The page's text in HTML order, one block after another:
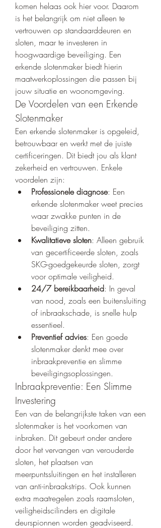
komen helaas ook hier voor. Daarom
is het belangrijk om niet alleen te
vertrouwen op standaarddeuren en
sloten, maar te investeren in
hoogwaardige beveiliging. Een
erkende slotenmaker biedt hierin
maatwerkoplossingen die passen bij
jouw situatie en woonomgeving.
De Voordelen van een Erkende
Slotenmaker
Een erkende slotenmaker is opgeleid,
betrouwbaar en werkt met de juiste
certificeringen. Dit biedt jou als klant
zekerheid en vertrouwen. Enkele
voordelen zijn:
Professionele diagnose: Een
erkende slotenmaker weet precies
waar zwakke punten in de
beveiliging zitten.
Kwalitatieve sloten: Alleen gebruik
van gecertificeerde sloten, zoals
SKG-goedgekeurde sloten, zorgt
voor optimale veiligheid.
24/7 bereikbaarheid: In geval
van nood, zoals een buitensluiting
of inbraakschade, is snelle hulp
essentieel.
Preventief advies: Een goede
slotenmaker denkt mee over
inbraakpreventie en slimme
beveiligingsoplossingen.
Inbraakpreventie: Een Slimme
Investering
Een van de belangrijkste taken van een
slotenmaker is het voorkomen van
inbraken. Dit gebeurt onder andere
door het vervangen van verouderde
sloten, het plaatsen van
meerpuntssluitingen en het installeren
van anti-inbraakstrips. Ook kunnen
extra maatregelen zoals raamsloten,
veiligheidscilinders en digitale
deurspionnen worden geadviseerd.